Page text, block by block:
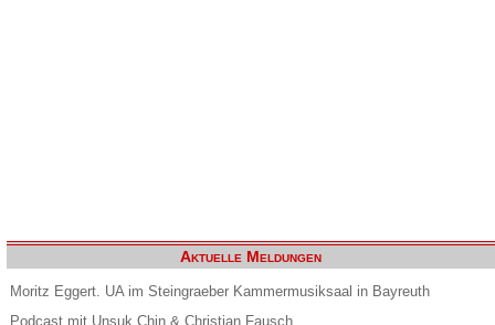
Aktuelle Meldungen
Moritz Eggert. UA im Steingraeber Kammermusiksaal in Bayreuth
Podcast mit Unsuk Chin & Christian Fausch